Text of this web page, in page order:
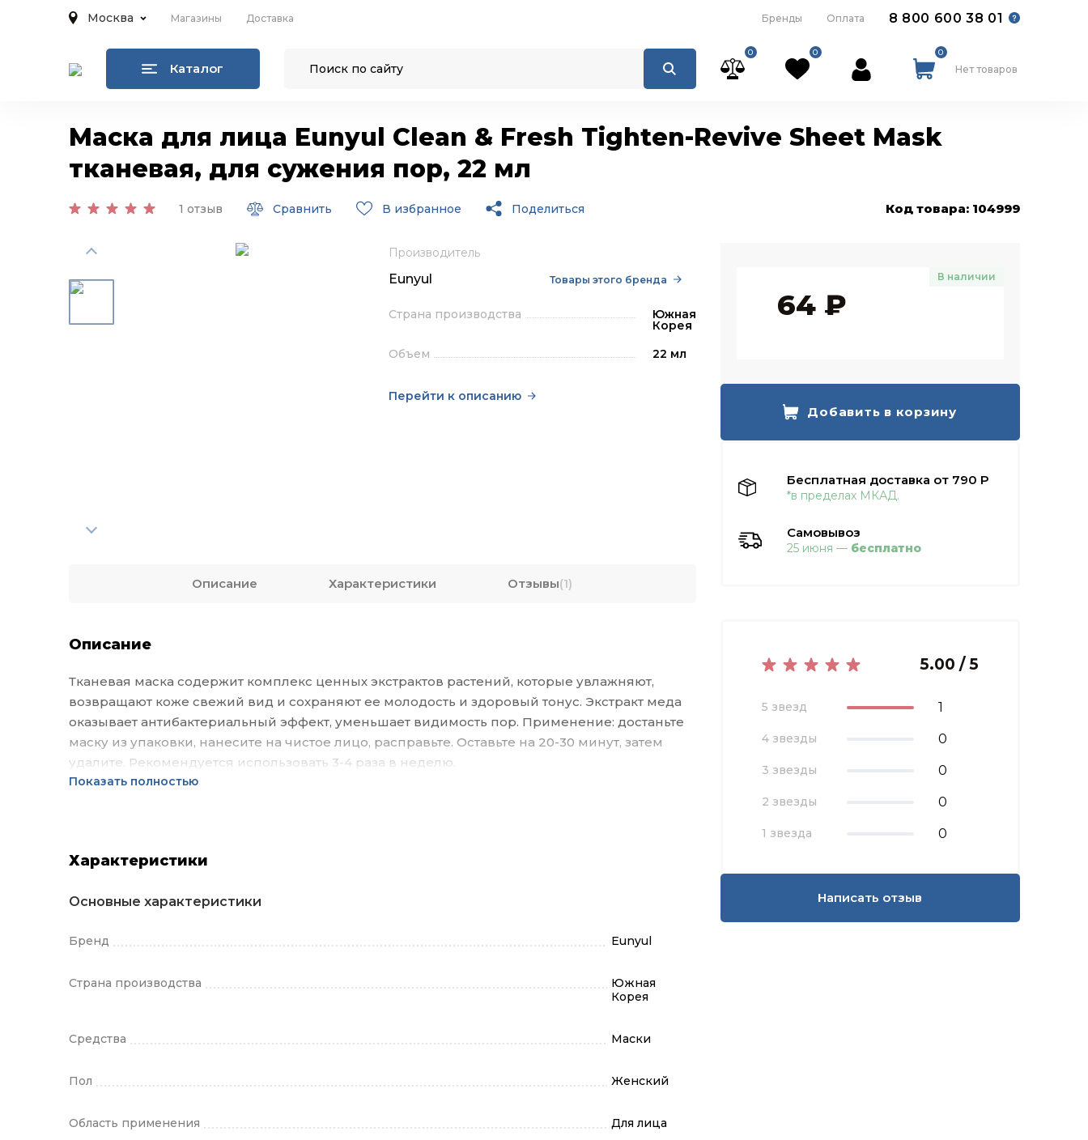
Москва Магазины Доставка Бренды Оплата 8 800 600 38 01
Каталог
0 0 0
Нет товаров
Маска для лица Eunyul Clean & Fresh Tighten-Revive Sheet Mask
тканевая, для сужения пор, 22 мл
1 отзыв Сравнить В избранное Поделиться Код товара: 104999
Производитель
Eunyul Товары этого бренда
Страна производства Южная
Корея
Объем
22 мл
Перейти к описанию
В наличии
64 ₽
Добавить в корзину
Бесплатная доставка от 790 Р
*в пределах МКАД.
Самовывоз
25 июня — бесплатно
5.00 / 5
5 звезд 1
4 звезды 0
3 звезды 0
2 звезды 0
1 звезда 0
Написать отзыв
Описание Характеристики Отзывы(1)
Описание
Тканевая маска содержит комплекс ценных экстрактов растений, которые увлажняют,
возвращают коже свежий вид и сохраняют ее молодость и здоровый тонус. Экстракт меда
оказывает антибактериальный эффект, уменьшает видимость пор. Применение: достаньте
маску из упаковки, нанесите на чистое лицо, расправьте. Оставьте на 20-30 минут, затем
удалите. Рекомендуется использовать 3-4 раза в неделю.
Показать полностью
Характеристики
Основные характеристики
Бренд Eunyul
Страна производства
Южная
Корея
Средства Маски
Пол Женский
Область применения Для лица